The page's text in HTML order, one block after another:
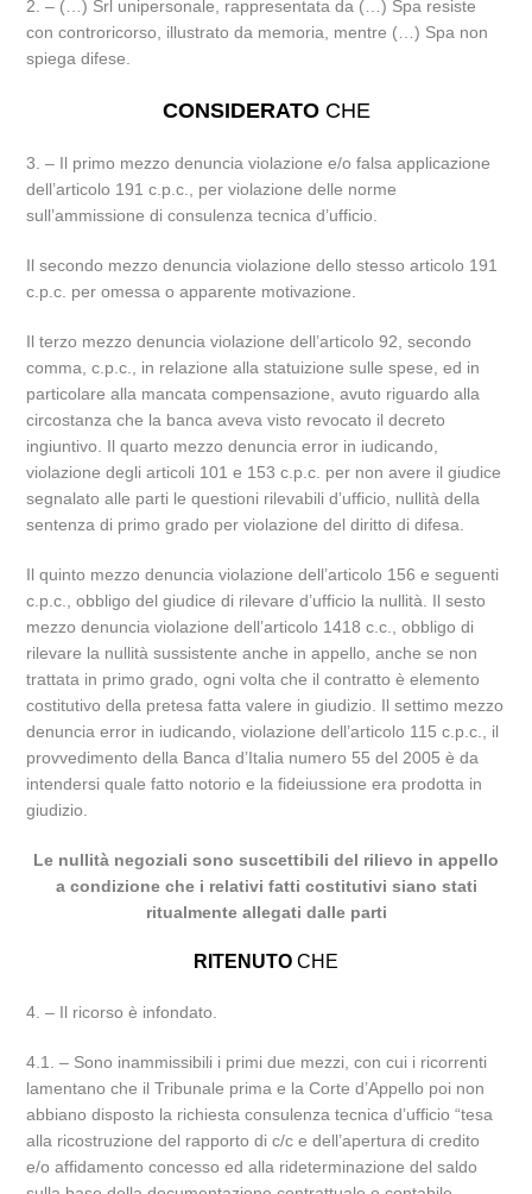
2. – (…) Srl unipersonale, rappresentata da (…) Spa resiste
con controricorso, illustrato da memoria, mentre (…) Spa non
spiega difese.
CONSIDERATOCHE
3. – Il primo mezzo denuncia violazione e/o falsa applicazione
dell’articolo 191 c.p.c., per violazione delle norme
sull’ammissione di consulenza tecnica d’ufficio.
Il secondo mezzo denuncia violazione dello stesso articolo 191
c.p.c. per omessa o apparente motivazione.
Il terzo mezzo denuncia violazione dell’articolo 92, secondo
comma, c.p.c., in relazione alla statuizione sulle spese, ed in
particolare alla mancata compensazione, avuto riguardo alla
circostanza che la banca aveva visto revocato il decreto
ingiuntivo. Il quarto mezzo denuncia error in iudicando,
violazione degli articoli 101 e 153 c.p.c. per non avere il giudice
segnalato alle parti le questioni rilevabili d’ufficio, nullità della
sentenza di primo grado per violazione del diritto di difesa.
Il quinto mezzo denuncia violazione dell’articolo 156 e seguenti
c.p.c., obbligo del giudice di rilevare d’ufficio la nullità. Il sesto
mezzo denuncia violazione dell’articolo 1418 c.c., obbligo di
rilevare la nullità sussistente anche in appello, anche se non
trattata in primo grado, ogni volta che il contratto è elemento
costitutivo della pretesa fatta valere in giudizio. Il settimo mezzo
denuncia error in iudicando, violazione dell’articolo 115 c.p.c., il
provvedimento della Banca d’Italia numero 55 del 2005 è da
intendersi quale fatto notorio e la fideiussione era prodotta in
giudizio.
Le nullità negoziali sono suscettibili del rilievo in appello
a condizione che i relativi fatti costitutivi siano stati
ritualmente allegati dalle parti
RITENUTO CHE
4. – Il ricorso è infondato.
4.1. – Sono inammissibili i primi due mezzi, con cui i ricorrenti
lamentano che il Tribunale prima e la Corte d’Appello poi non
abbiano disposto la richiesta consulenza tecnica d’ufficio “tesa
alla ricostruzione del rapporto di c/c e dell’apertura di credito
e/o affidamento concesso ed alla rideterminazione del saldo